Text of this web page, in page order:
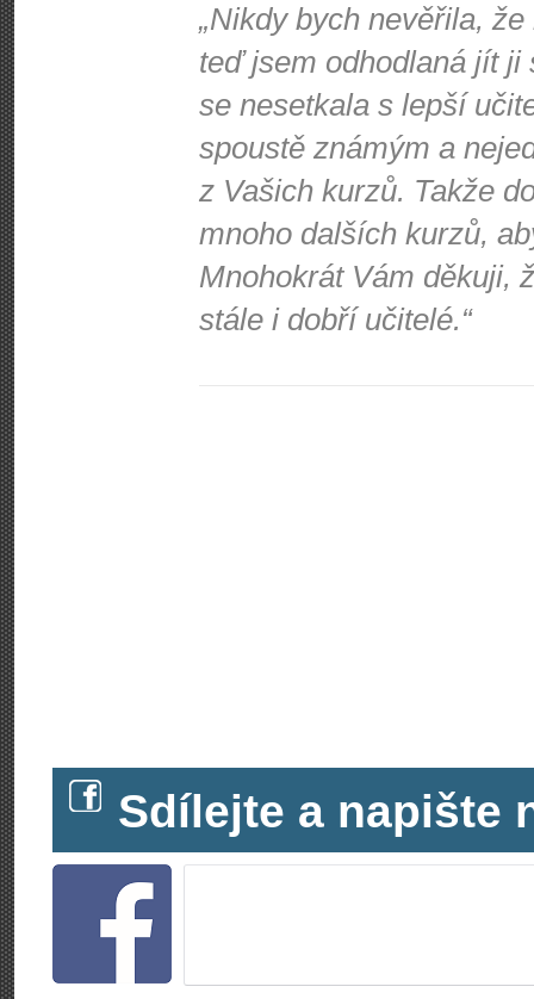
„Nikdy bych nevěřila,
teď jsem odhodlaná jít
se nesetkala s lepší
spoustě známým a
z Vašich kurzů. Takže
mnoho dalších kurzů,
Mnohokrát Vám děkuji,
stále i dobří učitelé.“
Sdílejte a napište